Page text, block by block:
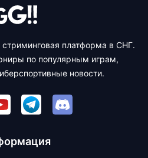
платформа в СНГ.
по популярным играм,
новости.